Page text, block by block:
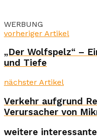
WERBUNG
vorheriger Artikel
„Der Wolfspelz“ –
und Tiefe
nächster Artikel
Verkehr aufgrund
Verursacher von
weitere